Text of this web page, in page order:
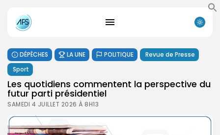
DÉPÊCHES LA UNE POLITIQUE
Revue de Presse
Sport
Les quotidiens commentent la perspective du
futur parti présidentiel
SAMEDI 4 JUILLET 2026 À 8H13